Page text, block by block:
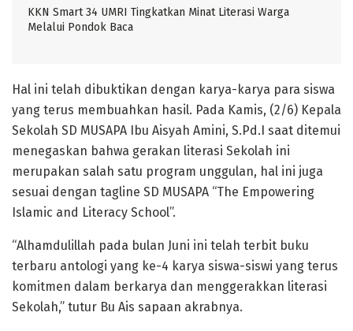
KKN Smart 34 UMRI Tingkatkan Minat Literasi Warga
Melalui Pondok Baca
Hal ini telah dibuktikan dengan karya-karya para siswa
yang terus membuahkan hasil. Pada Kamis, (2/6) Kepala
Sekolah SD MUSAPA Ibu Aisyah Amini, S.Pd.I saat ditemui
menegaskan bahwa gerakan literasi Sekolah ini
merupakan salah satu program unggulan, hal ini juga
sesuai dengan tagline SD MUSAPA “The Empowering
Islamic and Literacy School”.
“Alhamdulillah pada bulan Juni ini telah terbit buku
terbaru antologi yang ke-4 karya siswa-siswi yang terus
komitmen dalam berkarya dan menggerakkan literasi
Sekolah,” tutur Bu Ais sapaan akrabnya.